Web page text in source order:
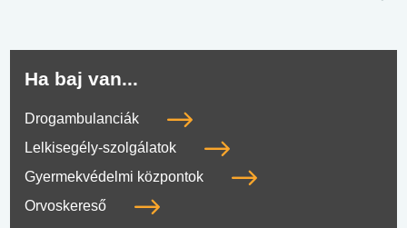
Ha baj van...
Drogambulanciák
Lelkisegély-szolgálatok
Gyermekvédelmi központok
Orvoskereső